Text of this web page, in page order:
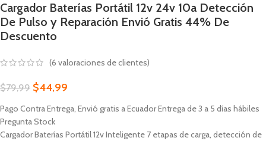
Cargador Baterías Portátil 12v 24v 10a Detección
De Pulso y Reparación Envió Gratis 44% De
Descuento
(6 valoraciones de clientes)
$79,99 $44,99
Pago Contra Entrega, Envió gratis a Ecuador Entrega de 3 a 5 días hábiles
Pregunta Stock
Cargador Baterías Portátil 12v Inteligente 7 etapas de carga, detección de